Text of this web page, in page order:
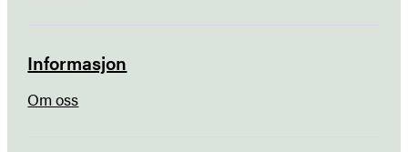
Informasjon
Om oss